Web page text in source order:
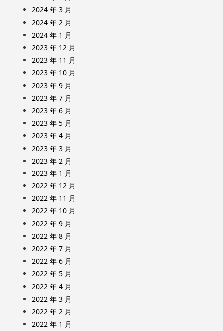
2024 年 3 月
2024 年 2 月
2024 年 1 月
2023 年 12 月
2023 年 11 月
2023 年 10 月
2023 年 9 月
2023 年 7 月
2023 年 6 月
2023 年 5 月
2023 年 4 月
2023 年 3 月
2023 年 2 月
2023 年 1 月
2022 年 12 月
2022 年 11 月
2022 年 10 月
2022 年 9 月
2022 年 8 月
2022 年 7 月
2022 年 6 月
2022 年 5 月
2022 年 4 月
2022 年 3 月
2022 年 2 月
2022 年 1 月